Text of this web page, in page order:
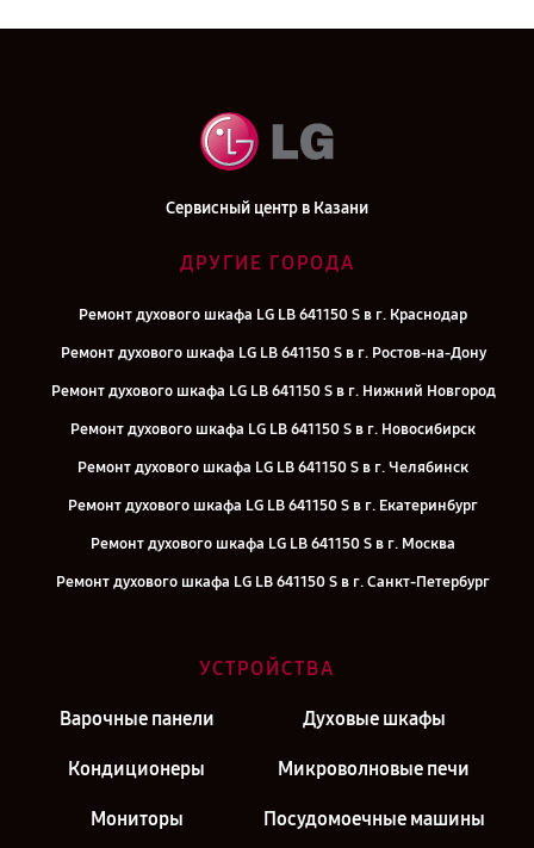
Сервисный центр в Казани
ДРУГИЕ ГОРОДА
Ремонт духового шкафа LG LB 641150 S в г. Краснодар
Ремонт духового шкафа LG LB 641150 S в г. Ростов-на-Дону
Ремонт духового шкафа LG LB 641150 S в г. Нижний Новгород
Ремонт духового шкафа LG LB 641150 S в г. Новосибирск
Ремонт духового шкафа LG LB 641150 S в г. Челябинск
Ремонт духового шкафа LG LB 641150 S в г. Екатеринбург
Ремонт духового шкафа LG LB 641150 S в г. Москва
Ремонт духового шкафа LG LB 641150 S в г. Санкт-Петербург
УСТРОЙСТВА
Варочные панели Духовые шкафы
Кондиционеры Микроволновые печи
Мониторы Посудомоечные машины